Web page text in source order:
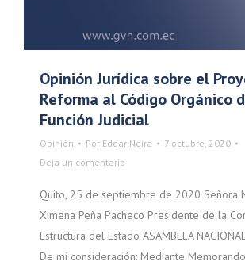
Opinión Jurídica sobre el
Reforma al Código Orgánico
Función Judicial
Opinión Por Edgar Neira
7 octubre, 2020
Deja un comentario
Quito, 25 de septiembre de 2020 Señora
Ximena Peña Pacheco Presidente de la
Estructura del Estado ASAMBLEA
De mi consideración: Mediante Memorando